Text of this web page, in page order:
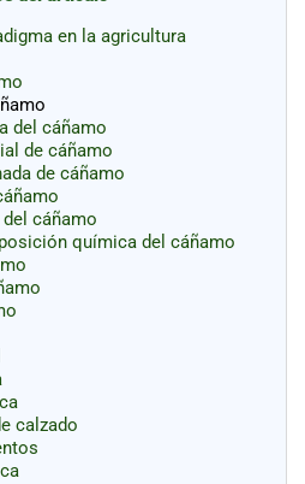
en la agricultura
del cáñamo
de cáñamo
de cáñamo
cáñamo
química del cáñamo
calzado